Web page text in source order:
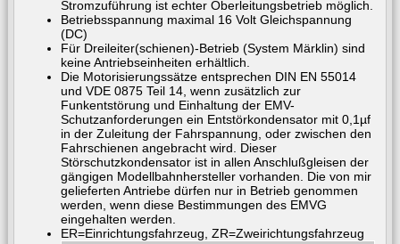
Stromzuführung ist echter Oberleitungsbetrieb möglich.
Betriebsspannung maximal 16 Volt Gleichspannung
(DC)
Für Dreileiter(schienen)-Betrieb (System Märklin) sind
keine Antriebseinheiten erhältlich.
Die Motorisierungssätze entsprechen DIN EN 55014
und VDE 0875 Teil 14, wenn zusätzlich zur
Funkentstörung und Einhaltung der EMV-
Schutzanforderungen ein Entstörkondensator mit 0,1µf
in der Zuleitung der Fahrspannung, oder zwischen den
Fahrschienen angebracht wird. Dieser
Störschutzkondensator ist in allen Anschlußgleisen der
gängigen Modellbahnhersteller vorhanden. Die von mir
gelieferten Antriebe dürfen nur in Betrieb genommen
werden, wenn diese Bestimmungen des EMVG
eingehalten werden.
ER=Einrichtungsfahrzeug, ZR=Zweirichtungsfahrzeug